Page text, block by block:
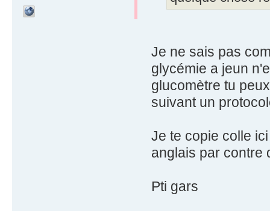
Je ne sais pas
glycémie a jeun
glucomètre tu
suivant un
Je te copie colle
anglais par contre
Pti gars